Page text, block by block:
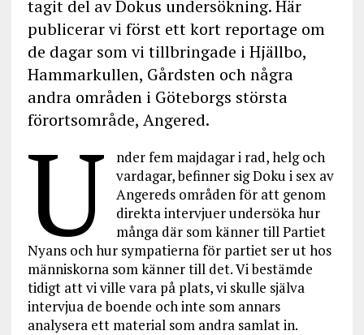
tagit del av Dokus undersökning. Här
publicerar vi först ett kort reportage om
de dagar som vi tillbringade i Hjällbo,
Hammarkullen, Gårdsten och några
andra områden i Göteborgs största
förortsområde, Angered.
U
nder fem majdagar i rad, helg och
vardagar, befinner sig Doku i sex av
Angereds områden för att genom
direkta intervjuer undersöka hur
många där som känner till Partiet
Nyans och hur sympatierna för partiet ser ut hos
människorna som känner till det. Vi bestämde
tidigt att vi ville vara på plats, vi skulle själva
intervjua de boende och inte som annars
analysera ett material som andra samlat in.